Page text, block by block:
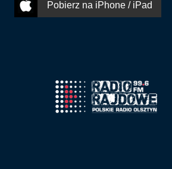
Pobierz na iPhone / iPad